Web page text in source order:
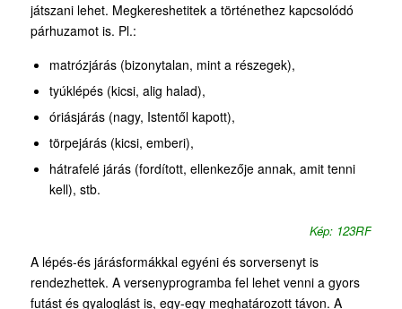
játszani lehet. Megkereshetitek a történethez kapcsolódó
párhuzamot is. Pl.:
matrózjárás (bizonytalan, mint a részegek),
tyúklépés (kicsi, alig halad),
óriásjárás (nagy, Istentől kapott),
törpejárás (kicsi, emberi),
hátrafelé járás (fordított, ellenkezője annak, amit tenni
kell), stb.
Kép: 123RF
A lépés-és járásformákkal egyéni és sorversenyt is
rendezhettek. A versenyprogramba fel lehet venni a gyors
futást és gyaloglást is, egy-egy meghatározott távon. A